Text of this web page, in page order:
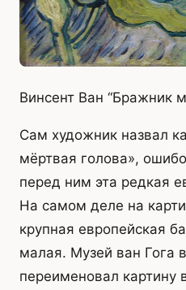
Винсент Ван “Бражник
Сам художник назвал
мёртвая голова»,
перед ним эта редкая
На самом деле на
крупная европейская
малая. Музей ван Гога
переименовал картину